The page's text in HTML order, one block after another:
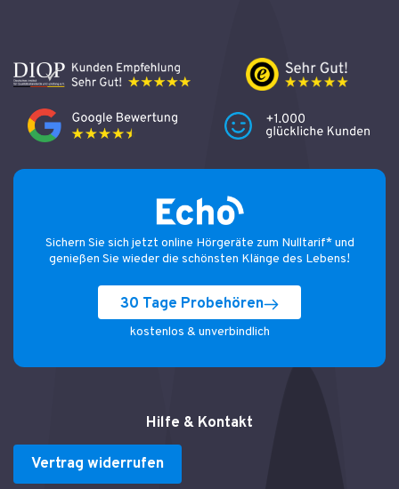
Sichern Sie sich jetzt online Hörgeräte zum Nulltarif* und
genießen Sie wieder die schönsten Klänge des Lebens!
30 Tage Probehören
kostenlos & unverbindlich
Hilfe & Kontakt
Vertrag widerrufen